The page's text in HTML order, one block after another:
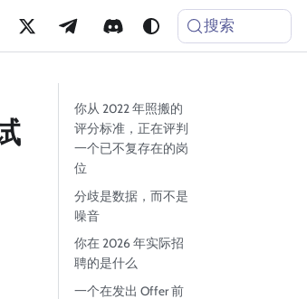
搜索
你从 2022 年照搬的
评分标准，正在评判
一个已不复存在的岗
位
分歧是数据，而不是
噪音
你在 2026 年实际招
聘的是什么
一个在发出 Offer 前